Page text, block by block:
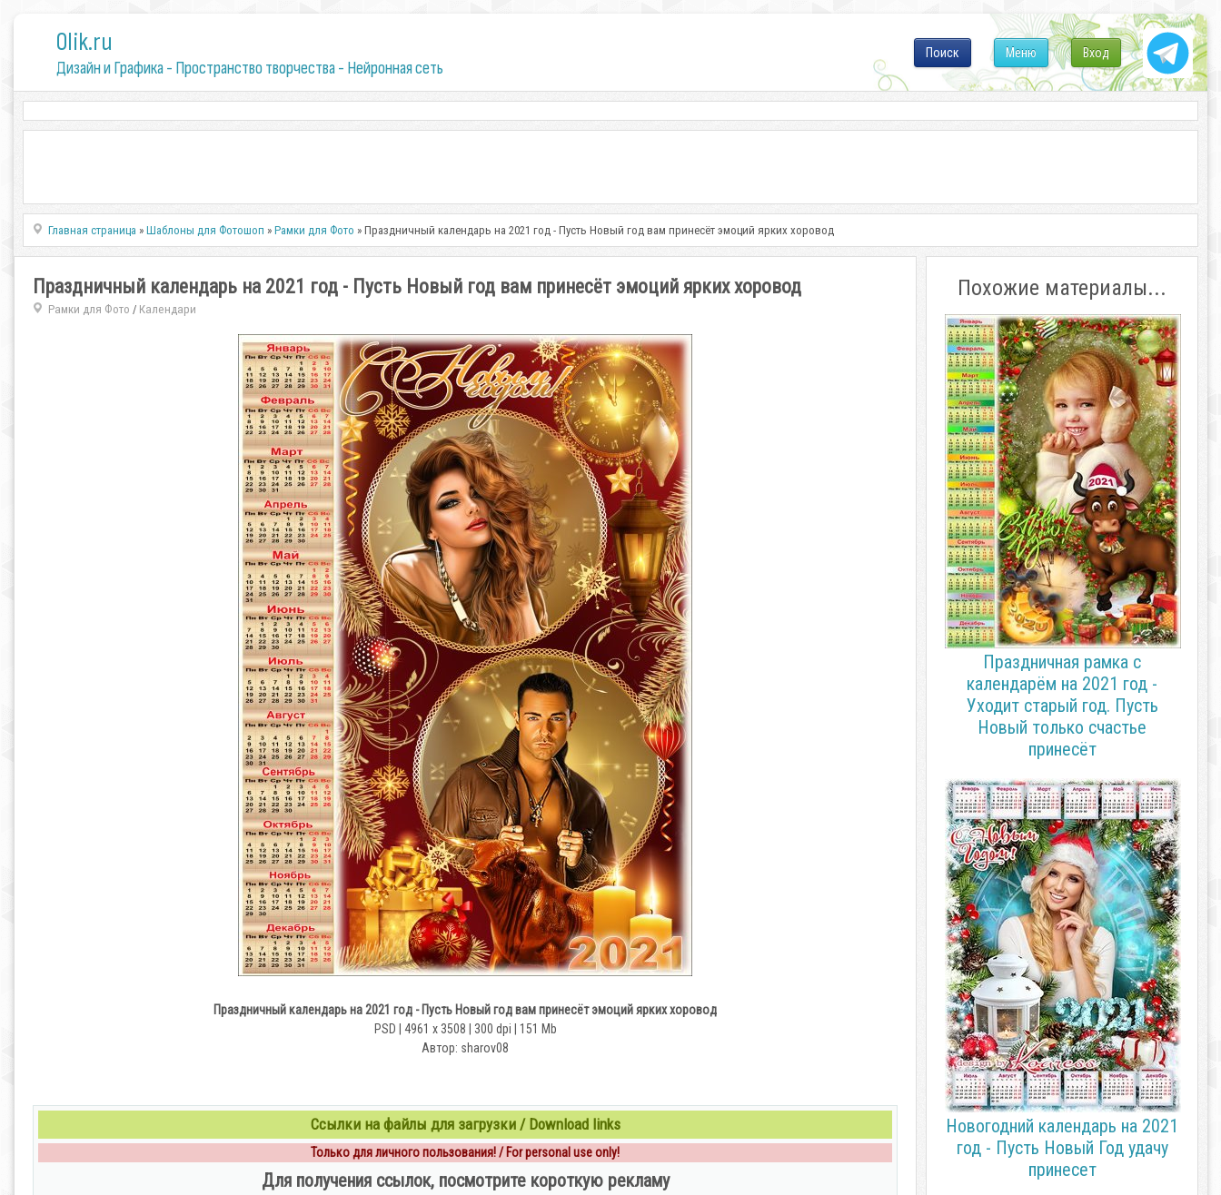
0lik.ru
Дизайн и Графика - Пространство творчества - Нейронная сеть
Вход
Меню
Поиск
Главная страница »Шаблоны для Фотошоп »Рамки для Фото » Праздничный календарь на 2021 год - Пусть Новый год вам принесёт эмоций ярких хоровод
Праздничный календарь на 2021 год - Пусть Новый год вам принесёт эмоций ярких хоровод
Рамки для Фото / Календари
Праздничный календарь на 2021 год - Пусть Новый год вам принесёт эмоций ярких хоровод
PSD | 4961 х 3508 | 300 dpi | 151 Mb
Автор: sharov08
Ссылки на файлы для загрузки / Download links
Только для личного пользования! / For personal use only!
Для получения ссылок, посмотрите короткую рекламу
Похожие материалы...
Праздничная рамка с
календарём на 2021 год -
Уходит старый год. Пусть
Новый только счастье
принесёт
Новогодний календарь на 2021
год - Пусть Новый Год удачу
принесет